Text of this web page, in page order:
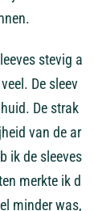
stevig a
veel. De sleev
huid. De strak
van de ar
ik de sleeves
merkte ik d
minder was,